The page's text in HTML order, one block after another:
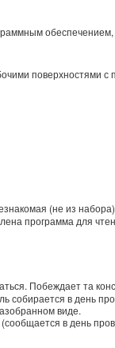
обеспечением,
поверхностями с
(не из
программа для
Побеждает та
в день
виде.
в день